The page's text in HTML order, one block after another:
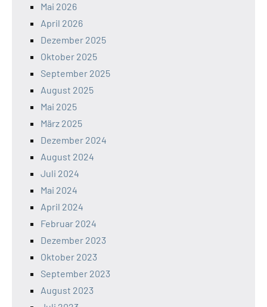
Mai 2026
April 2026
Dezember 2025
Oktober 2025
September 2025
August 2025
Mai 2025
März 2025
Dezember 2024
August 2024
Juli 2024
Mai 2024
April 2024
Februar 2024
Dezember 2023
Oktober 2023
September 2023
August 2023